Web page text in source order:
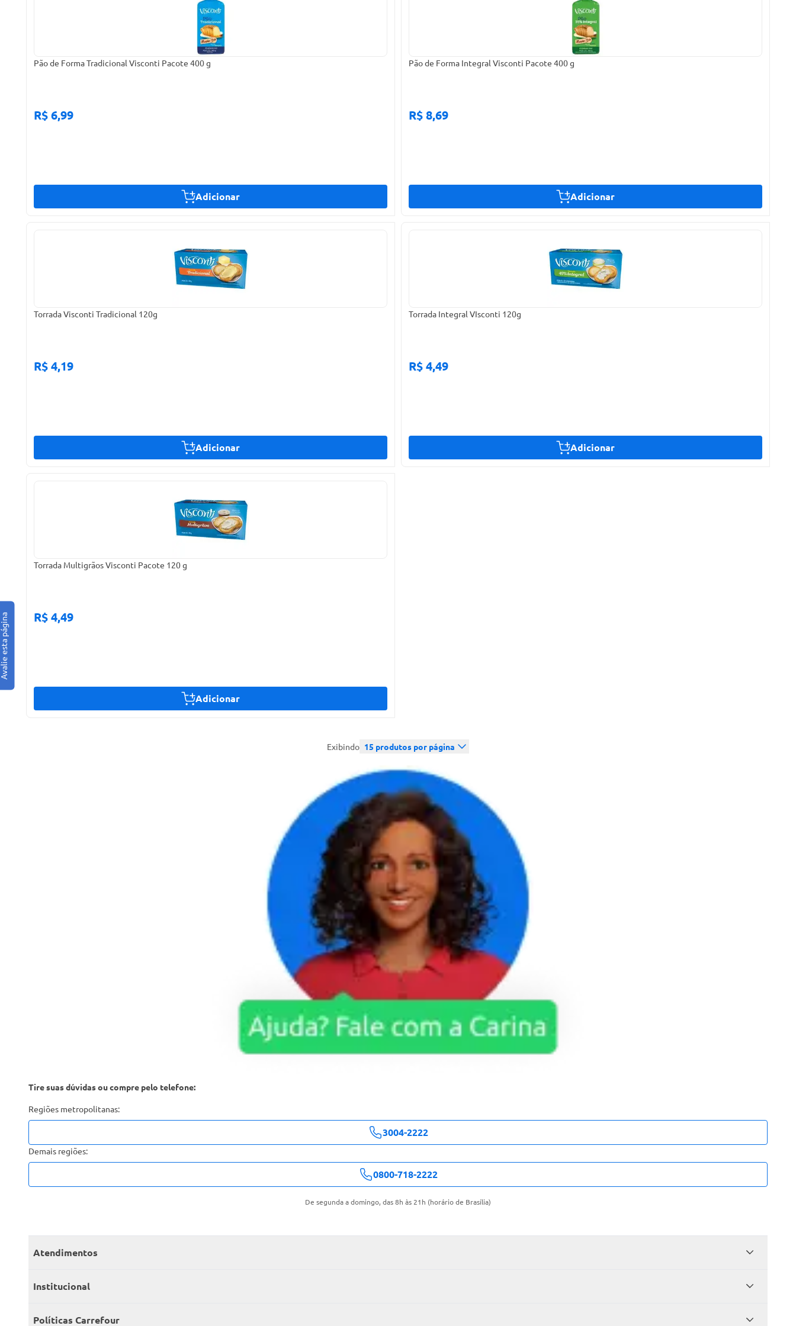
Pão de Forma Tradicional Visconti Pacote 400 g
R$ 6,99
Adicionar
Pão de Forma Integral Visconti Pacote 400 g
R$ 8,69
Adicionar
Torrada Visconti Tradicional 120g
R$ 4,19
Adicionar
Torrada Integral VIsconti 120g
R$ 4,49
Adicionar
Torrada Multigrãos Visconti Pacote 120 g
R$ 4,49
Adicionar
Exibindo 15 produtos por página
Tire suas dúvidas ou compre pelo telefone:
Regiões metropolitanas:
3004-2222
Demais regiões:
0800-718-2222
De segunda a domingo, das 8h às 21h (horário de Brasília)
Atendimentos
Meus pedidos
Institucional
Grupo Carrefour Brasil
Políticas Carrefour